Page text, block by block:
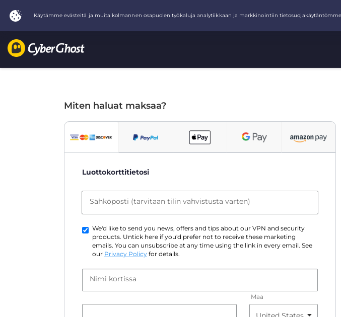
Miten haluat maksaa?
Luottokorttitietosi
Sähköposti (tarvitaan tilin vahvistusta varten)
We'd like to send you news, offers and tips about our VPN and security
products. Untick here if you'd prefer not to receive these marketing
emails. You can unsubscribe at any time using the link in every email. See
our Privacy Policy for details.
Nimi kortissa
Maa